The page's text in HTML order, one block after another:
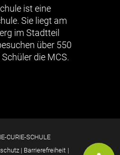
ist eine
Sie liegt am
im Stadtteil
über 550
die MCS.
CURIE-SCHULE
| Barrierefreiheit |